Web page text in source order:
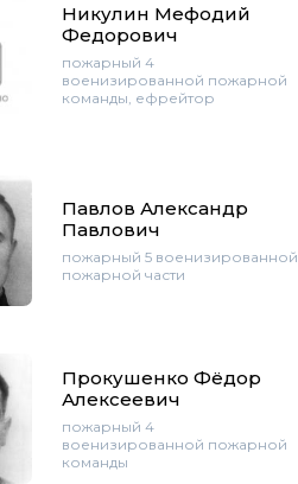
Никулин Мефодий
Федорович
пожарный 4
военизированной пожарной
команды, ефрейтор
Павлов Александр
Павлович
пожарный 5 военизированной
пожарной части
Прокушенко Фёдор
Алексеевич
пожарный 4
военизированной пожарной
команды